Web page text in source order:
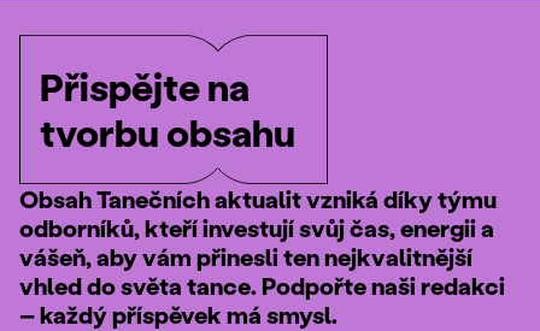
Přispějte na
tvorbu obsahu
Obsah Tanečních aktualit vzniká díky týmu
odborníků, kteří investují svůj čas, energii a
vášeň, aby vám přinesli ten nejkvalitnější
vhled do světa tance. Podpořte naši redakci
– každý příspěvek má smysl.